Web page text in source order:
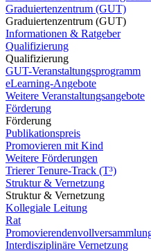
Graduiertenzentrum (GUT)
Graduiertenzentrum (GUT)
Informationen & Ratgeber
Qualifizierung
Qualifizierung
GUT-Veranstaltungsprogramm
eLearning-Angebote
Weitere Veranstaltungsangebote
Förderung
Förderung
Publikationspreis
Promovieren mit Kind
Weitere Förderungen
Trierer Tenure-Track (T³)
Struktur & Vernetzung
Struktur & Vernetzung
Kollegiale Leitung
Rat
Interdisziplinäre Vernetzung